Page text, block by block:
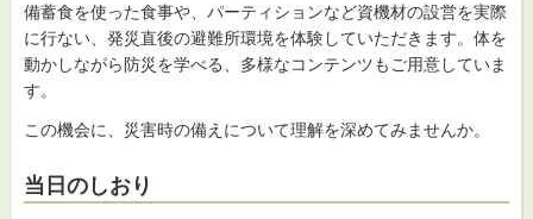
備蓄食を使った食事や、パーティションなど資機材の設営を実際
に行ない、発災直後の避難所環境を体験していただきます。体を
動かしながら防災を学べる、多様なコンテンツもご用意していま
す。
この機会に、災害時の備えについて理解を深めてみませんか。
当日のしおり